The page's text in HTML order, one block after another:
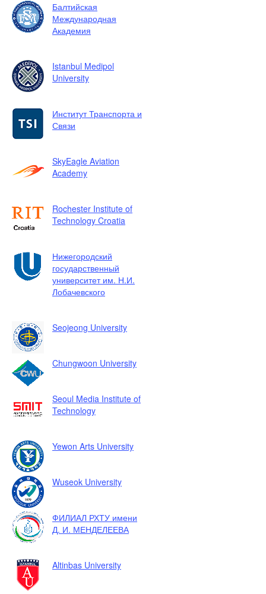
Балтийская
Международная
Академия
Istanbul Medipol
University
Институт Транспорта и
Связи
SkyEagle Aviation
Academy
Rochester Institute of
Technology Croatia
Нижегородский
государственный
университет им. Н.И.
Лобачевского
Seojeong University
Chungwoon University
Seoul Media Institute of
Technology
Yewon Arts University
Wuseok University
ФИЛИАЛ РХТУ имени
Д. И. МЕНДЕЛЕЕВА
Altinbas University